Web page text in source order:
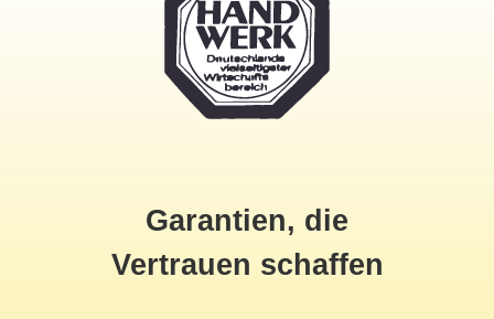
Garantien, die
Vertrauen schaffen